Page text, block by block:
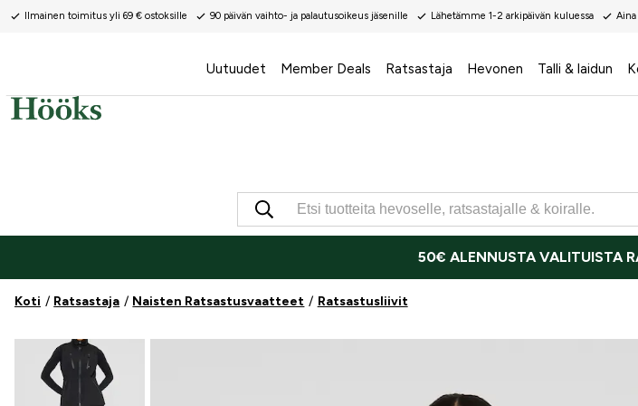
Ilmainen toimitus yli 69 € ostoksille 90 päivän vaihto- ja palautusoikeus jäsenille Lähetämme 1-2 arkipäivän kuluessa
Uutuudet Member Deals Ratsastaja Hevonen Talli & laidun
50€ ALENNUSTA VALITUISTA
Koti Ratsastaja Naisten Ratsastusvaatteet Ratsastusliivit